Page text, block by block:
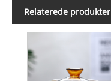
Relaterede produkter